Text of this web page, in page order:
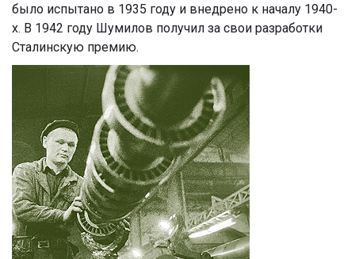
было испытано в 1935 году и внедрено к началу 1940-
х. В 1942 году Шумилов получил за свои разработки
Сталинскую премию.